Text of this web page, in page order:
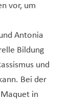
vor, um
Antonia
Bildung
und
Bei der
in